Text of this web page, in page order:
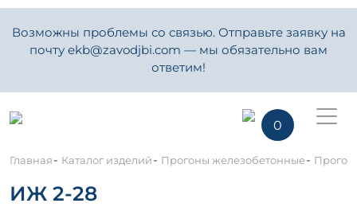
Возможны проблемы со связью. Отправьте заявку на
почту ekb@zavodjbi.com — мы обязательно вам
ответим!
0
Главная- Каталог изделий- Прогоны железобетонные-
ИЖ 2-28